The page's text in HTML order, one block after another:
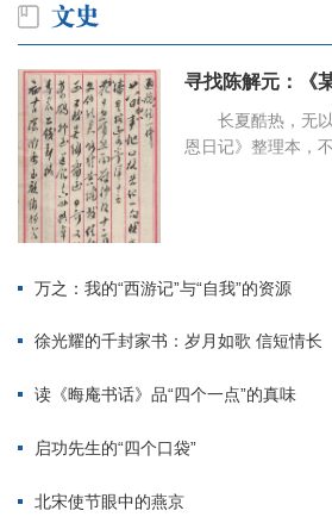
寻找陈解元：《
长夏酷热，无
恩日记》整理本，
万之：我的“西游记”与“自我”的资源
徐光耀的千封家书：岁月如歌 信短情长
读《晦庵书话》品“四个一点”的真味
启功先生的“四个口袋”
北宋使节眼中的燕京